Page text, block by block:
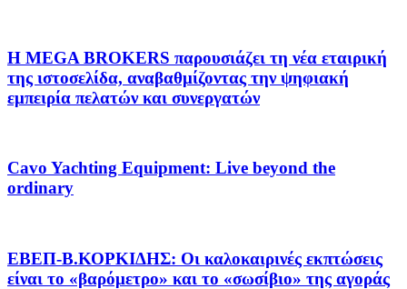
Η MEGA BROKERS παρουσιάζει τη νέα εταιρική
της ιστοσελίδα, αναβαθμίζοντας την ψηφιακή
εμπειρία πελατών και συνεργατών
Cavo Yachting Equipment: Live beyond the
ordinary
EΒΕΠ-Β.ΚΟΡΚΙΔΗΣ: Οι καλοκαιρινές εκπτώσεις
είναι το «βαρόμετρο» και το «σωσίβιο» της αγοράς